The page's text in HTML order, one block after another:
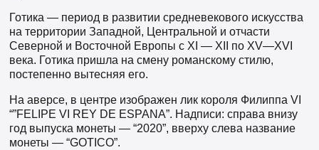
Готика — период в развитии средневекового искусства
на территории Западной, Центральной и отчасти
Северной и Восточной Европы с XI — XII по XV—XVI
века. Готика пришла на смену романскому стилю,
постепенно вытесняя его.
На аверсе, в центре изображен лик короля Филиппа VI
“”FELIPE VI REY DE ESPANA”. Надписи: справа внизу
год выпуска монеты — “2020”, вверху слева название
монеты — “GOTICO”.